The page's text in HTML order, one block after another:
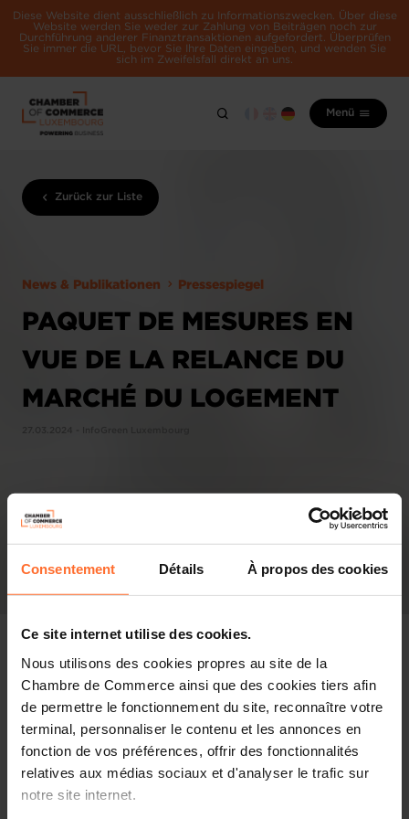
Consentement Détails À propos des cookies
Ce site internet utilise des cookies.
Nous utilisons des cookies propres au site de la
Chambre de Commerce ainsi que des cookies tiers afin
de permettre le fonctionnement du site, reconnaître votre
terminal, personnaliser le contenu et les annonces en
fonction de vos préférences, offrir des fonctionnalités
relatives aux médias sociaux et d'analyser le trafic sur
notre site internet.
Diese Website dient ausschließlich zu Informationszwecken. Über diese
Website werden Sie weder zur Zahlung von Beiträgen noch zur
Durchführung anderer Finanztransaktionen aufgefordert. Überprüfen
Sie immer die URL, bevor Sie Ihre Daten eingeben, und wenden Sie
sich im Zweifelsfall direkt an uns.
Menü
Zurück zur Liste
News & Publikationen Pressespiegel
PAQUET DE MESURES EN
VUE DE LA RELANCE DU
MARCHÉ DU LOGEMENT
Pressespiegel
Diesen Artikel teilen